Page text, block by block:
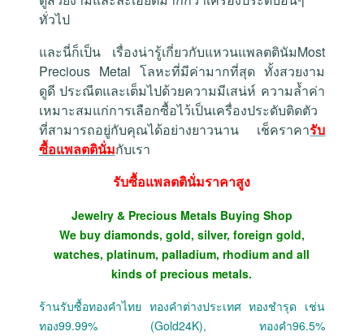
ทั่วไป
และนี่ก็เป็น เรื่องน่ารู้เกี่ยวกับแหวนแพลตตินัมMost
Precious Metal โลหะที่มีค่ามากที่สุด ทั้งสวยงาม
ดูดี ประณีตและเต็มไปด้วยความมีเสน่ห์ ความล้ำค่า
เหมาะสมแก่การเลือกซื้อไว้เป็นเครื่องประดับติดตัว
ที่สามารถอยู่กับคุณได้อย่างยาวนาน เช็คราคารับ
ซื้อแพลตตินั่มกับเรา
รับซื้อแพลตตินั่มราคาสูง
Jewelry & Precious Metals Buying Shop
We buy diamonds, gold, silver, foreign gold,
watches, platinum, palladium, rhodium and all
kinds of precious metals.
ร้านรับซื้อทองคำไทย ทองคำต่างประเทศ ทองชำรุด เช่น
ทอง99.99% (Gold24K), ทองคำ96.5%